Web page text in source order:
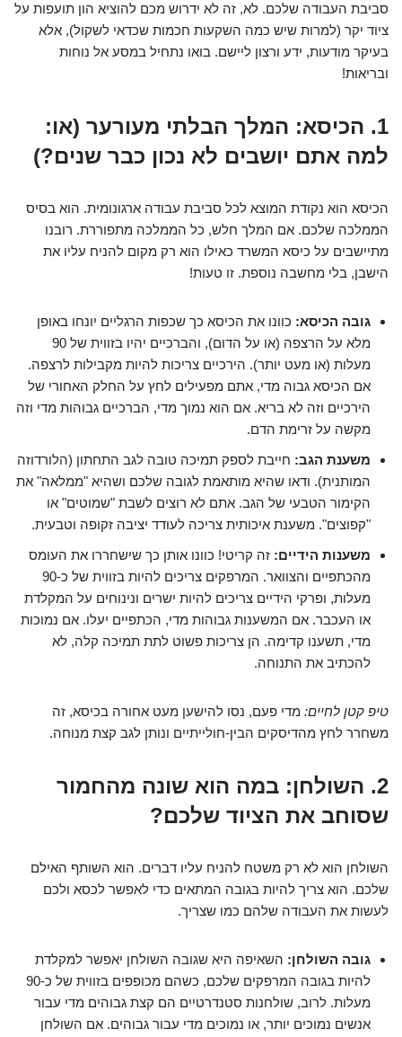
סביבת העבודה שלכם. לא, זה לא ידרוש מכם להוציא הון תועפות על
ציוד יקר (למרות שיש כמה השקעות חכמות שכדאי לשקול), אלא
בעיקר מודעות, ידע ורצון ליישם. בואו נתחיל במסע אל נוחות
ובריאות!
1. הכיסא: המלך הבלתי מעורער (או:
למה אתם יושבים לא נכון כבר שנים?)
הכיסא הוא נקודת המוצא לכל סביבת עבודה ארגונומית. הוא בסיס
הממלכה שלכם. אם המלך חלש, כל הממלכה מתפוררת. רובנו
מתיישבים על כיסא המשרד כאילו הוא רק מקום להניח עליו את
הישבן, בלי מחשבה נוספת. זו טעות!
גובה הכיסא: כוונו את הכיסא כך שכפות הרגליים יונחו באופן
מלא על הרצפה (או על הדום), והברכיים יהיו בזווית של 90
מעלות (או מעט יותר). הירכיים צריכות להיות מקבילות לרצפה.
אם הכיסא גבוה מדי, אתם מפעילים לחץ על החלק האחורי של
הירכיים וזה לא בריא. אם הוא נמוך מדי, הברכיים גבוהות מדי וזה
מקשה על זרימת הדם.
משענת הגב: חייבת לספק תמיכה טובה לגב התחתון (הלורדוזה
המותנית). ודאו שהיא מותאמת לגובה שלכם ושהיא "ממלאה" את
הקימור הטבעי של הגב. אתם לא רוצים לשבת "שמוטים" או
"קפוצים". משענת איכותית צריכה לעודד יציבה זקופה וטבעית.
משענות הידיים: זה קריטי! כוונו אותן כך שישחררו את העומס
מהכתפיים והצוואר. המרפקים צריכים להיות בזווית של כ-90
מעלות, ופרקי הידיים צריכים להיות ישרים ונינוחים על המקלדת
או העכבר. אם המשענות גבוהות מדי, הכתפיים יעלו. אם נמוכות
מדי, תשענו קדימה. הן צריכות פשוט לתת תמיכה קלה, לא
להכתיב את התנוחה.
טיפ קטן לחיים: מדי פעם, נסו להישען מעט אחורה בכיסא, זה
משחרר לחץ מהדיסקים הבין-חולייתיים ונותן לגב קצת מנוחה.
2. השולחן: במה הוא שונה מהחמור
שסוחב את הציוד שלכם?
השולחן הוא לא רק משטח להניח עליו דברים. הוא השותף האילם
שלכם. הוא צריך להיות בגובה המתאים כדי לאפשר לכסא ולכם
לעשות את העבודה שלהם כמו שצריך.
גובה השולחן: השאיפה היא שגובה השולחן יאפשר למקלדת
להיות בגובה המרפקים שלכם, כשהם מכופפים בזווית של כ-90
מעלות. לרוב, שולחנות סטנדרטיים הם קצת גבוהים מדי עבור
אנשים נמוכים יותר, או נמוכים מדי עבור גבוהים. אם השולחן